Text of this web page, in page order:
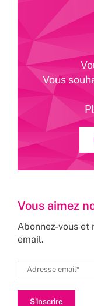
Vous
Vous aimez
Abonnez-vous
email.